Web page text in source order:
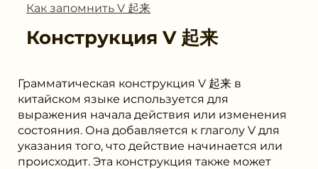
Как запомнить V 起来
Конструкция V 起来
Грамматическая конструкция V 起来 в
китайском языке используется для
выражения начала действия или изменения
состояния. Она добавляется к глаголу V для
указания того, что действие начинается или
происходит. Эта конструкция также может